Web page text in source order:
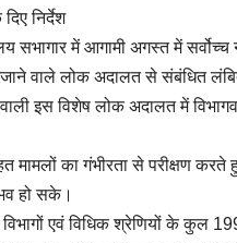
निर्देश
में आगामी अगस्त में सर्वोच्च
वाले लोक अदालत से संबंधित
इस विशेष लोक अदालत में
मामलों का गंभीरता से परीक्षण
हो सके।
एवं विधिक श्रेणियों के कुल